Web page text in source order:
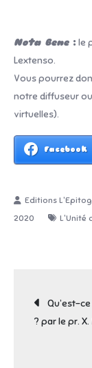
Nota Bene: le
Lextenso.
Vous pourrez
notre diffuseur
virtuelles).
Facebook
2020
L'Unité
administratif
de
Qu’est-
? par le pr.